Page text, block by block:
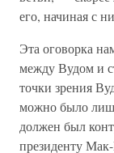
его, начиная с
Эта оговорка
между Вудом и
точки зрения
можно было
должен был
президенту